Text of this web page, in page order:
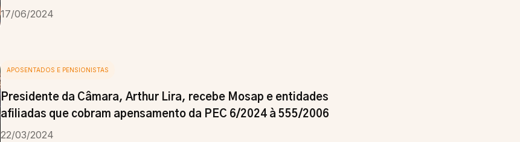
17/06/2024
APOSENTADOS E PENSIONISTAS
Presidente da Câmara, Arthur Lira, recebe Mosap e entidades
afiliadas que cobram apensamento da PEC 6/2024 à 555/2006
22/03/2024